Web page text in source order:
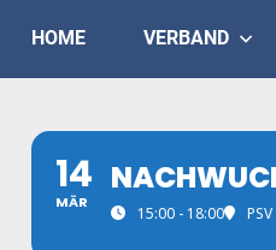
content
Judo
Salzburg
HOME VERBAND
14
MÄR
15:00 - 18:00